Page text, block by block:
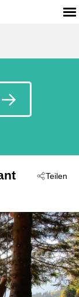
Teilen